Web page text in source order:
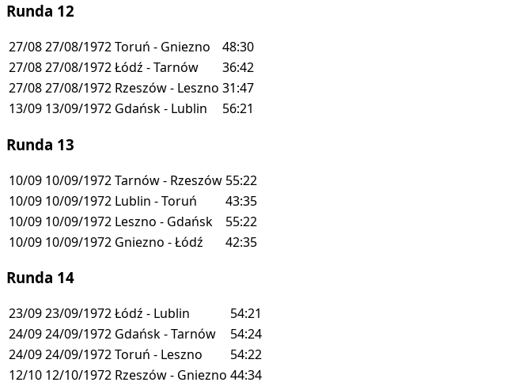
Runda 12
27/0827/08/1972Toruń - Gniezno
48:30
27/0827/08/1972Łódź - Tarnów
36:42
27/0827/08/1972 Rzeszów - Leszno 31:47
13/09 13/09/1972 Gdańsk - Lublin 56:21
Runda 13
10/09 10/09/1972Tarnów - Rzeszów 55:22
10/09 10/09/1972 Lublin - Toruń
43:35
10/09 10/09/1972 Leszno - Gdańsk
55:22
10/09 10/09/1972 Gniezno - Łódź 42:35
Runda 14
23/0923/09/1972Łódź - Lublin
54:21
24/0924/09/1972 Gdańsk - Tarnów
54:24
24/0924/09/1972Toruń - Leszno
54:22
12/10 12/10/1972 Rzeszów - Gniezno 44:34